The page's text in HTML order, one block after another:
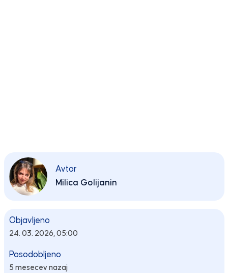
Avtor
Milica Golijanin
Objavljeno
24. 03. 2026, 05:00
Posodobljeno
5 mesecev nazaj